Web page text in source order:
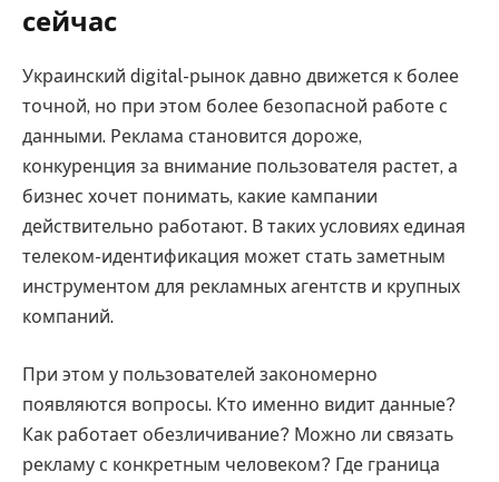
сейчас
Украинский digital-рынок давно движется к более
точной, но при этом более безопасной работе с
данными. Реклама становится дороже,
конкуренция за внимание пользователя растет, а
бизнес хочет понимать, какие кампании
действительно работают. В таких условиях единая
телеком-идентификация может стать заметным
инструментом для рекламных агентств и крупных
компаний.
При этом у пользователей закономерно
появляются вопросы. Кто именно видит данные?
Как работает обезличивание? Можно ли связать
рекламу с конкретным человеком? Где граница